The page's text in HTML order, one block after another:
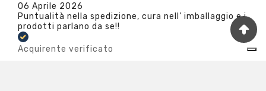
06 Aprile 2026
Puntualità nella spedizione, cura nell’ imballaggio e i
prodotti parlano da se!!
Acquirente verificato